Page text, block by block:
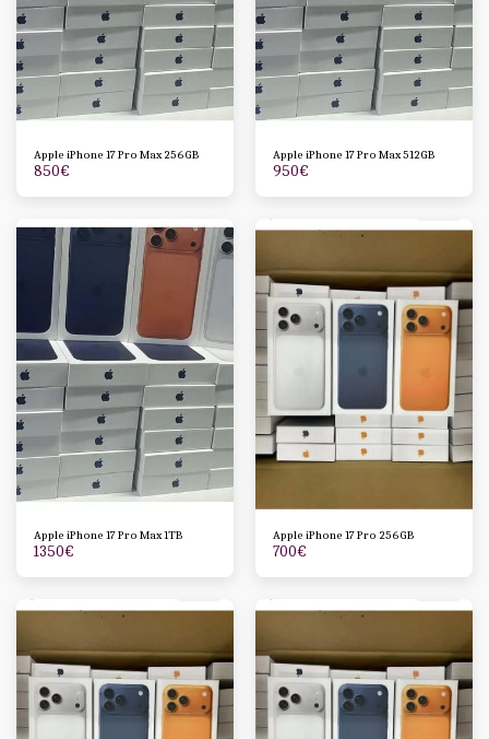
Apple iPhone 17 Pro Max 256GB
850€
Apple iPhone 17 Pro Max 512GB
950€
Apple iPhone 17 Pro Max 1TB
1350€
Apple iPhone 17 Pro 256GB
700€